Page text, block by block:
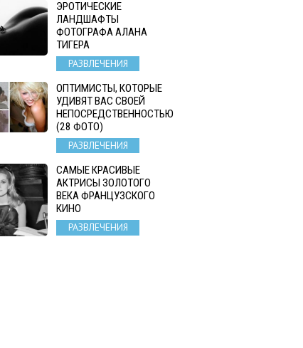
ЭРОТИЧЕСКИЕ
ЛАНДШАФТЫ
ФОТОГРАФА АЛАНА
ТИГЕРА
РАЗВЛЕЧЕНИЯ
ОПТИМИСТЫ, КОТОРЫЕ
УДИВЯТ ВАС СВОЕЙ
НЕПОСРЕДСТВЕННОСТЬЮ
(28 ФОТО)
РАЗВЛЕЧЕНИЯ
САМЫЕ КРАСИВЫЕ
АКТРИСЫ ЗОЛОТОГО
ВЕКА ФРАНЦУЗСКОГО
КИНО
РАЗВЛЕЧЕНИЯ